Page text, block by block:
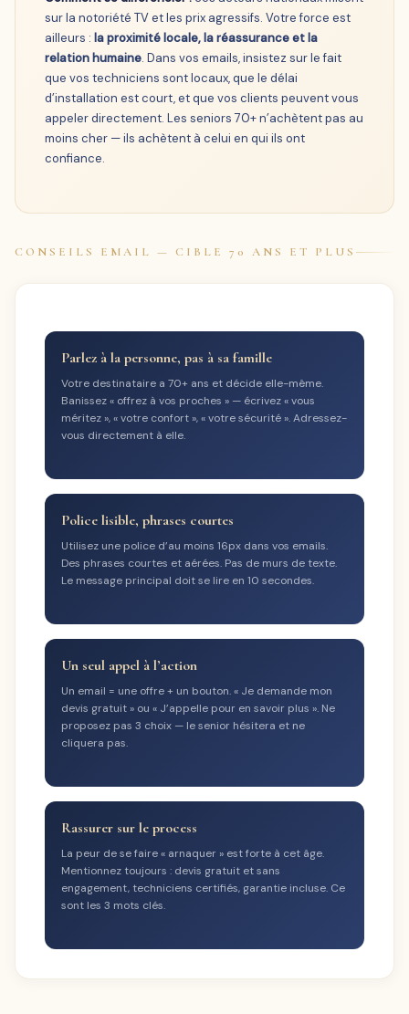
sur la notoriété TV et les prix agressifs. Votre force est
ailleurs : la proximité locale, la réassurance et la
relation humaine. Dans vos emails, insistez sur le fait
que vos techniciens sont locaux, que le délai
d’installation est court, et que vos clients peuvent vous
appeler directement. Les seniors 70+ n’achètent pas au
moins cher — ils achètent à celui en qui ils ont
confiance.
CONSEILS EMAIL — CIBLE 70 ANS ET PLUS
Parlez à la personne, pas à sa famille
Votre destinataire a 70+ ans et décide elle-même.
Banissez « offrez à vos proches » — écrivez « vous
méritez », « votre confort », « votre sécurité ». Adressez-
vous directement à elle.
Police lisible, phrases courtes
Utilisez une police d’au moins 16px dans vos emails.
Des phrases courtes et aérées. Pas de murs de texte.
Le message principal doit se lire en 10 secondes.
Un seul appel à l’action
Un email = une offre + un bouton. « Je demande mon
devis gratuit » ou « J’appelle pour en savoir plus ». Ne
proposez pas 3 choix — le senior hésitera et ne
cliquera pas.
Rassurer sur le process
La peur de se faire « arnaquer » est forte à cet âge.
Mentionnez toujours : devis gratuit et sans
engagement, techniciens certifiés, garantie incluse. Ce
sont les 3 mots clés.